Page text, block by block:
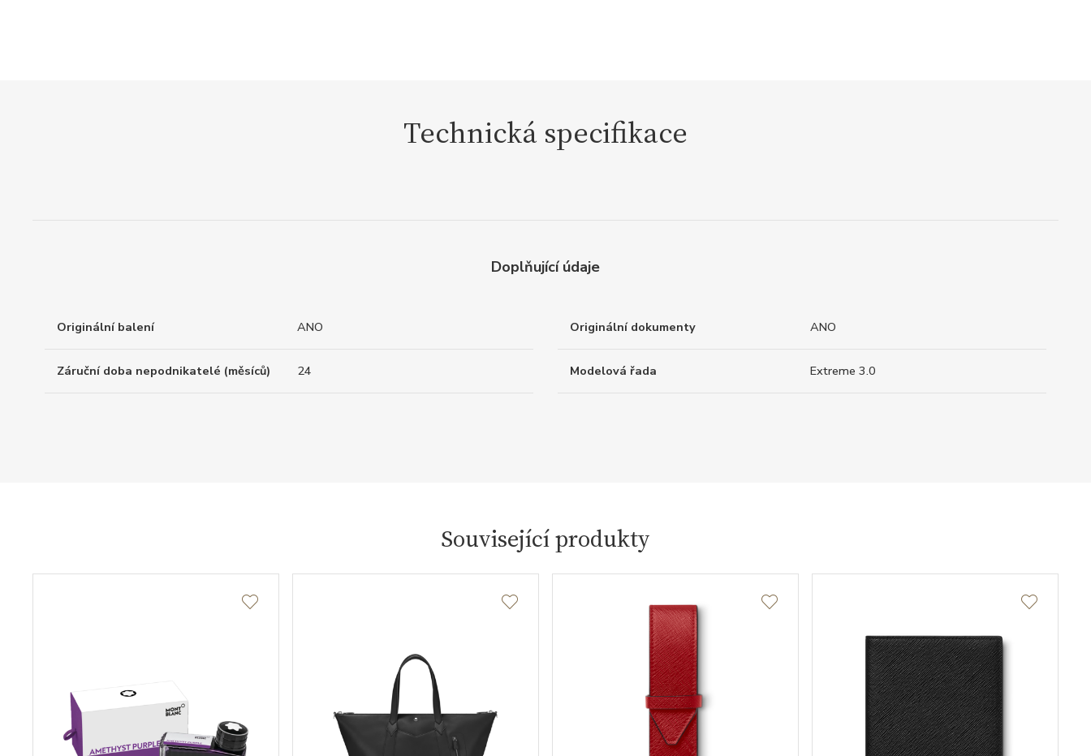
Technická specifikace
Doplňující údaje
Originální balení ANO Originální dokumenty ANO
Záruční doba nepodnikatelé (měsíců) 24 Modelová řada Extreme 3.0
Související produkty